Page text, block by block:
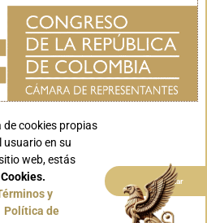
Conoce GOV.CO
de cookies propias
usuario en su
web, estás
y
Política de
Aceptar